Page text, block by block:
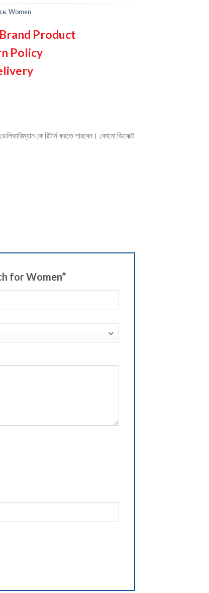
,Women
Product
Policy
কে রিটার্ন করতে পারবেন। কোনো ডিফেক্ট
for Women”